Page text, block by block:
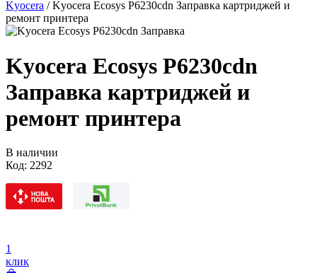
Kyocera / Kyocera Ecosys P6230cdn Заправка картриджей и
ремонт принтера
Kyocera Ecosys P6230cdn
Заправка картриджей и
ремонт принтера
В наличии
Код: 2292
1
клик